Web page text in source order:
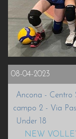
ACCEDI
08-04-2023
Ancona - Centro
campo 2 - Via
Under 18
NEW